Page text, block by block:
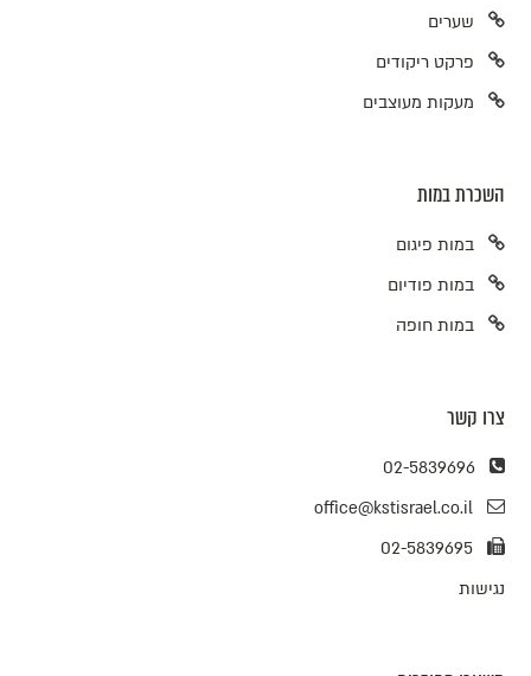
שערים
פרקט ריקודים
מעקות מעוצבים
השכרת במות
במות פיגום
במות פודיום
במות חופה
צרו קשר
02-5839696
office@kstisrael.co.il
02-5839695
נגישות